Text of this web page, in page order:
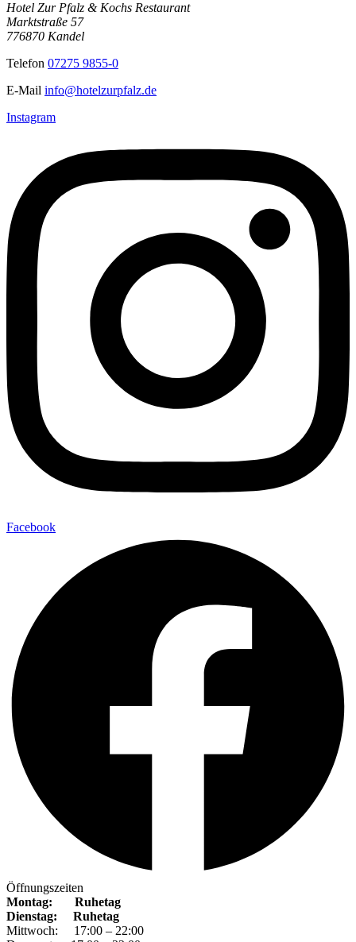
Hotel Zur Pfalz & Kochs Restaurant
Marktstraße 57
776870 Kandel
Telefon 07275 9855-0
E-Mail info@hotelzurpfalz.de
Instagram
Facebook
Öffnungszeiten
Montag: Ruhetag
Dienstag: Ruhetag
Mittwoch: 17:00 – 22:00